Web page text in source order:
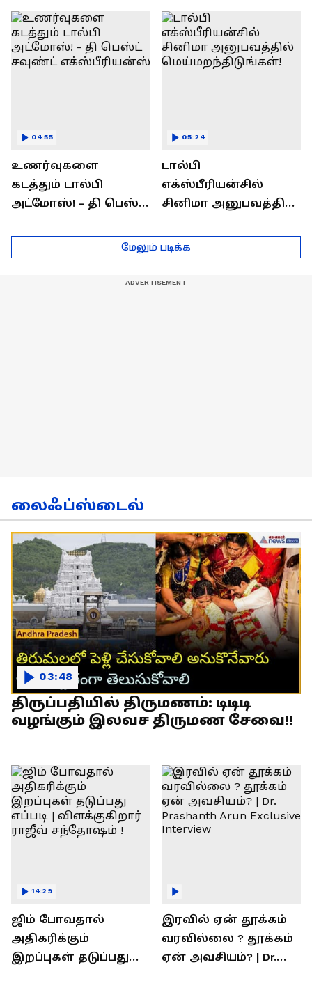
எப்படினு
தெரிஞ்சுக்கணுமா?
PC"
உணர்வுகளை
கடத்தும் டால்பி
அட்மோஸ்! - தி பெஸ்ட்
எக்ஸ்பீரியன்ஸ்
04:55
டால்பி
எக்ஸ்பீரியன்சில்
சினிமா அனுபவத்தில்
05:24
மேலும் படிக்க
லைஃப்ஸ்டைல்
திருப்பதியில் திருமணம்: டிடிடி
வழங்கும் இலவச திருமண சேவை!!
03:48
ஜிம் போவதால்
அதிகரிக்கும்
இறப்புகள் தடுப்பது
14:29
இரவில் ஏன் தூக்கம்
வரவில்லை ? தூக்கம்
ஏன் அவசியம்? | Dr.